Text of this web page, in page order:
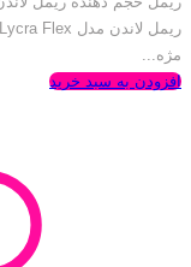
مژه...
افزودن به سبد خرید